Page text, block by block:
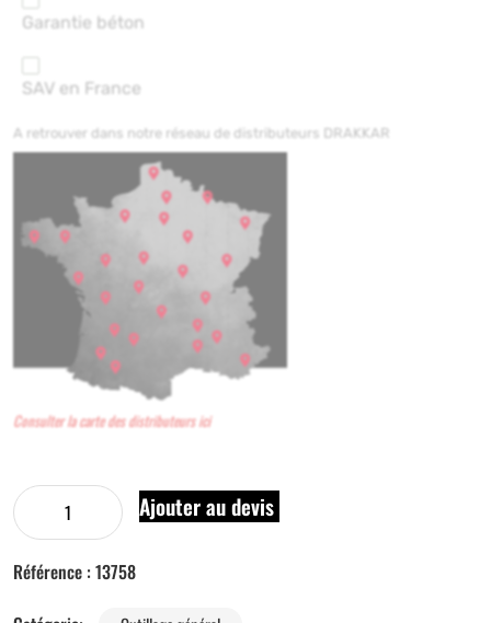
Garantie béton
SAV en France
A retrouver dans notre réseau de distributeurs DRAKKAR
Consulter la carte des distributeurs ici
Ajouter au devis
Référence : 13758